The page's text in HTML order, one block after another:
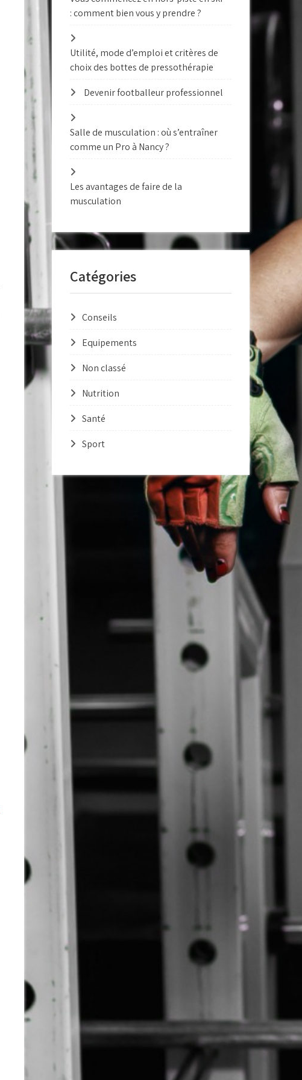
: comment bien vous y prendre ?
Utilité, mode d’emploi et critères de
choix des bottes de pressothérapie
Devenir footballeur professionnel
Salle de musculation : où s’entraîner
comme un Pro à Nancy ?
Les avantages de faire de la
musculation
Catégories
Conseils
Equipements
Non classé
Nutrition
Santé
Sport